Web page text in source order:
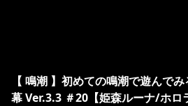
[カバー 未成年者の方々へ]で検
https://hololivepro.com/
【 鳴潮 】初めての鳴潮で遊んで
幕 Ver.3.3 ＃20【姫森ルーナ/ホロ